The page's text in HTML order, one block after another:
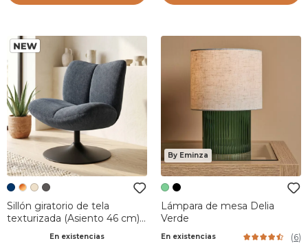
Sillón giratorio de tela
texturizada (Asiento 46 cm)
En existencias
By Eminza
Lámpara de mesa Delia
Verde
En existencias (6)